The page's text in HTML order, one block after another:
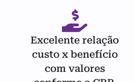
Excelente relação
custo x benefício
com valores